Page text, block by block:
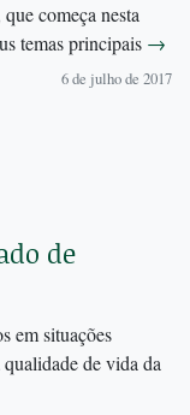
começa nesta
temas principais →
6 de julho de 2017
de
em situações
de vida da